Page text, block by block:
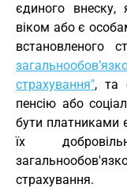
єдиного
віком або є
встановленого
страхування", та
пенсію або
бути платниками
їх
страхування.